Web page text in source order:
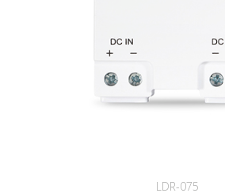
LDR-075